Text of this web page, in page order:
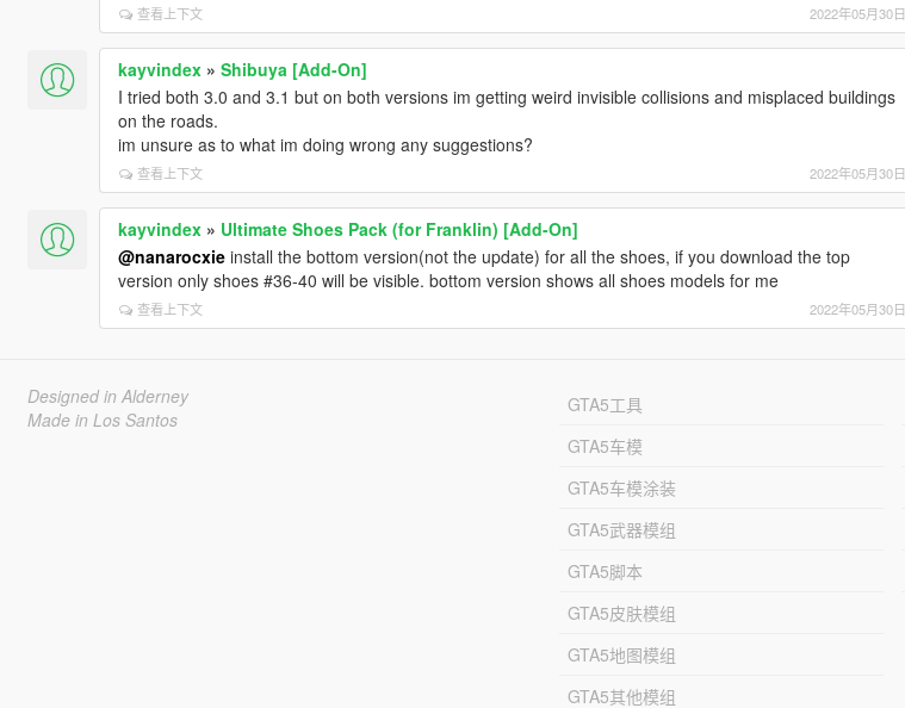
查看上下文 2022年05月30日
kayvindex» Shibuya [Add-On]
I tried both 3.0 and 3.1 but on both versions im getting weird invisible collisions and misplaced buildings
on the roads.
im unsure as to what im doing wrong any suggestions?
查看上下文 2022年05月30日
kayvindex» Ultimate Shoes Pack (for Franklin) [Add-On]
@nanarocxieinstall the bottom version(not the update) for all the shoes, if you download the top
version only shoes #36-40 will be visible. bottom version shows all shoes models for me
查看上下文 2022年05月30日
Designed in Alderney
Made in Los Santos
GTA5工具
GTA5车模
GTA5车模涂装
GTA5武器模组
GTA5脚本
GTA5皮肤模组
GTA5地图模组
GTA5其他模组